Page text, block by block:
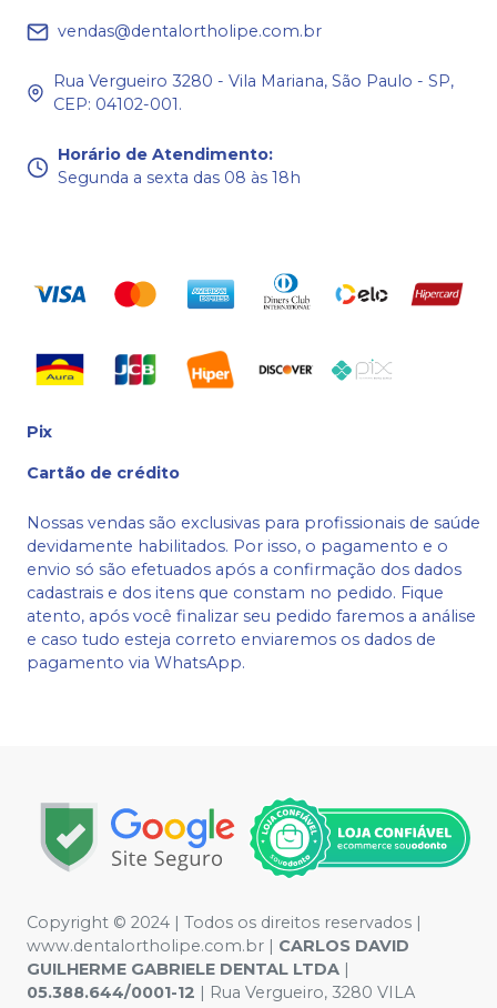
vendas@dentalortholipe.com.br
Rua Vergueiro 3280 - Vila Mariana, São Paulo - SP,
CEP: 04102-001.
Horário de Atendimento:
Segunda a sexta das 08 às 18h
Pix
Cartão de crédito
Nossas vendas são exclusivas para profissionais de saúde
devidamente habilitados. Por isso, o pagamento e o
envio só são efetuados após a confirmação dos dados
cadastrais e dos itens que constam no pedido. Fique
atento, após você finalizar seu pedido faremos a análise
e caso tudo esteja correto enviaremos os dados de
pagamento via WhatsApp.
Copyright © 2024 | Todos os direitos reservados |
www.dentalortholipe.com.br | CARLOS DAVID
GUILHERME GABRIELE DENTAL LTDA
05.388.644/0001-12 | Rua Vergueiro, 3280 VILA